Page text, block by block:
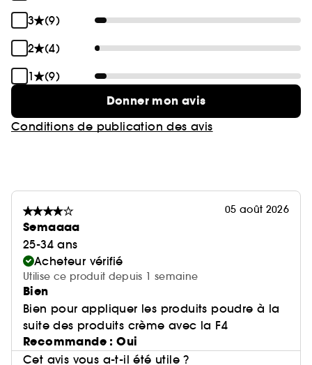
3
(9)
2
(4)
1
(9)
Donner mon avis
Conditions de publication des avis
05 août 2026
Semaaaa
25-34 ans
Acheteur vérifié
Utilise ce produit depuis 1 semaine
Bien
Bien pour appliquer les produits poudre à la
suite des produits crème avec la F4
Recommande : Oui
Cet avis vous a-t-il été utile ?